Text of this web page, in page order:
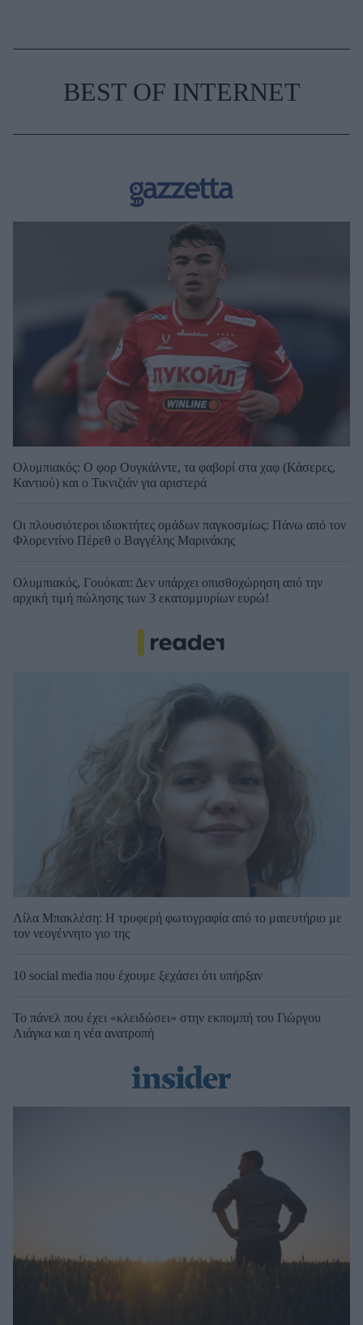
BEST OF INTERNET
Ολυμπιακός: Ο φορ Ουγκάλντε, τα φαβορί στα χαφ (Κάσερες,
Καντιού) και ο Τικνιζιάν για αριστερά
Οι πλουσιότεροι ιδιοκτήτες ομάδων παγκοσμίως: Πάνω από τον
Φλορεντίνο Πέρεθ ο Βαγγέλης Μαρινάκης
Ολυμπιακός, Γουόκαπ: Δεν υπάρχει οπισθοχώρηση από την
αρχική τιμή πώλησης των 3 εκατομμυρίων ευρώ!
Λίλα Μπακλέση: Η τρυφερή φωτογραφία από το μαιευτήριο με
τον νεογέννητο γιο της
10 social media που έχουμε ξεχάσει ότι υπήρξαν
Το πάνελ που έχει «κλειδώσει» στην εκπομπή του Γιώργου
Λιάγκα και η νέα ανατροπή